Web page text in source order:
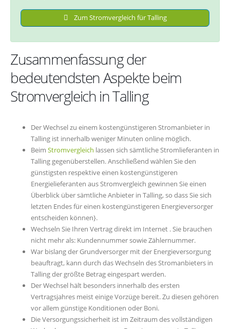
Zum Stromvergleich für Talling
Zusammenfassung der
bedeutendsten Aspekte beim
Stromvergleich in Talling
Der Wechsel zu einem kostengünstigeren Stromanbieter in
Talling ist innerhalb weniger Minuten online möglich.
Beim Stromvergleich lassen sich sämtliche Stromlieferanten in
Talling gegenüberstellen. Anschließend wählen Sie den
günstigsten respektive einen kostengünstigeren
Energielieferanten aus Stromvergleich gewinnen Sie einen
Überblick über sämtliche Anbieter in Talling, so dass Sie sich
letzten Endes für einen kostengünstigeren Energieversorger
entscheiden können}.
Wechseln Sie Ihren Vertrag direkt im Internet . Sie brauchen
nicht mehr als: Kundennummer sowie Zählernummer.
War bislang der Grundversorger mit der Energieversorgung
beauftragt, kann durch das Wechseln des Stromanbieters in
Talling der größte Betrag eingespart werden.
Der Wechsel hält besonders innerhalb des ersten
Vertragsjahres meist einige Vorzüge bereit. Zu diesen gehören
vor allem günstige Konditionen oder Boni.
Die Versorgungssicherheit ist im Zeitraum des vollständigen